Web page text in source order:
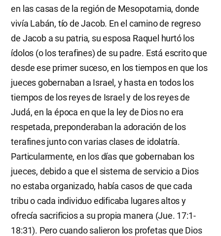
en las casas de la región de Mesopotamia, donde
vivía Labán, tío de Jacob. En el camino de regreso
de Jacob a su patria, su esposa Raquel hurtó los
ídolos (o los terafines) de su padre. Está escrito que
desde ese primer suceso, en los tiempos en que los
jueces gobernaban a Israel, y hasta en todos los
tiempos de los reyes de Israel y de los reyes de
Judá, en la época en que la ley de Dios no era
respetada, preponderaban la adoración de los
terafines junto con varias clases de idolatría.
Particularmente, en los días que gobernaban los
jueces, debido a que el sistema de servicio a Dios
no estaba organizado, había casos de que cada
tribu o cada individuo edificaba lugares altos y
ofrecía sacrificios a su propia manera (Jue. 17:1-
18:31). Pero cuando salieron los profetas que Dios